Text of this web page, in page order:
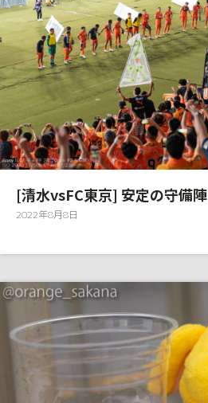
[清水vsFC東京] 安定の守備陣
2022年8月8日